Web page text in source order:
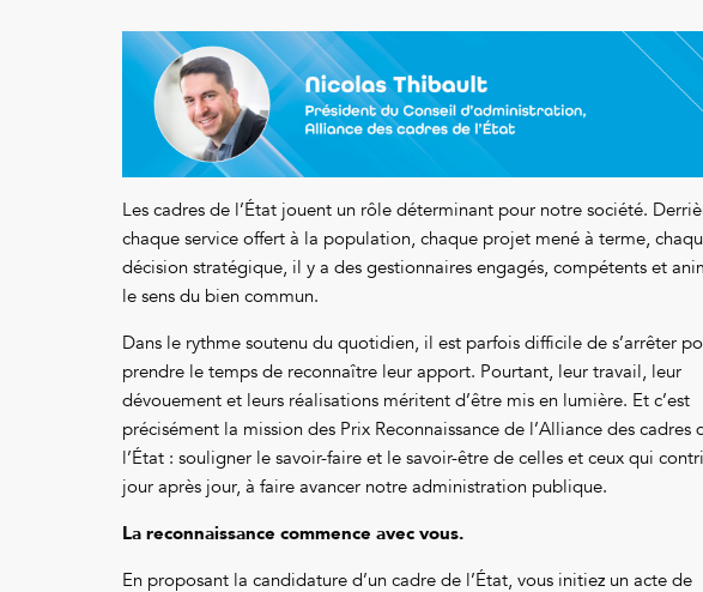
Les cadres de l’État jouent un rôle déterminant pour notre société.
chaque service offert à la population, chaque projet mené à terme,
décision stratégique, il y a des gestionnaires engagés, compétents et
le sens du bien commun.
Dans le rythme soutenu du quotidien, il est parfois difficile de s’arrêter
prendre le temps de reconnaître leur apport. Pourtant, leur travail, leur
dévouement et leurs réalisations méritent d’être mis en lumière. Et c’est
précisément la mission des Prix Reconnaissance de l’Alliance des cadres
l’État : souligner le savoir-faire et le savoir-être de celles et ceux qui
jour après jour, à faire avancer notre administration publique.
La reconnaissance commence avec vous.
En proposant la candidature d’un cadre de l’État, vous initiez un acte de